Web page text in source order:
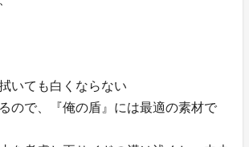
いても白くならない
ので、『俺の盾』には最適の素材で